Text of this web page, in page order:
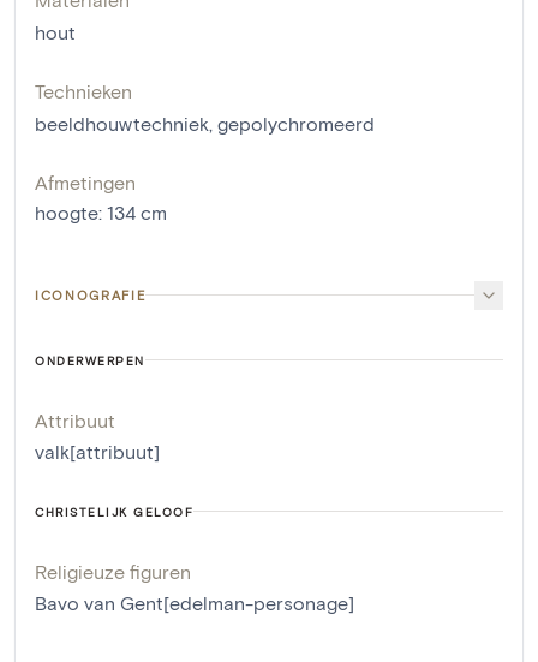
hout
Technieken
beeldhouwtechniek gepolychromeerd
Afmetingen
hoogte: 134 cm
ICONOGRAFIE
ONDERWERPEN
Attribuut
valk[attribuut]
CHRISTELIJK GELOOF
Religieuze figuren
Bavo van Gent[edelman-personage]